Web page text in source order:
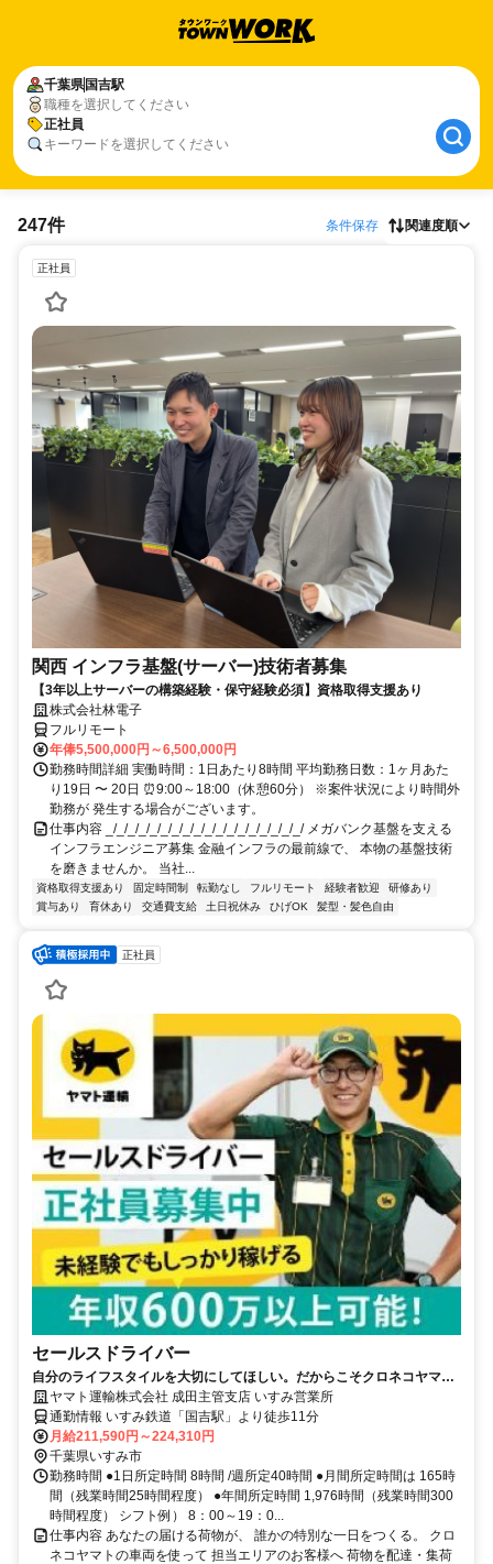
千葉県 国吉駅
職種を選択してください
正社員
キーワードを選択してください
247件 条件保存 関連度順
正社員
関西 インフラ基盤(サーバー)技術者募集
【3年以上サーバーの構築経験・保守経験必須】資格取得支援あり
株式会社林電子
フルリモート
年俸5,500,000円～6,500,000円
勤務時間詳細 実働時間：1日あたり8時間 平均勤務日数：1ヶ月あた
り19日 〜 20日 ⏰9:00～18:00（休憩60分） ※案件状況により時間外
勤務が 発生する場合がございます。
仕事内容 _/_/_/_/_/_/_/_/_/_/_/_/_/_/_/_/_/_/ メガバンク基盤を支える
インフラエンジニア募集 金融インフラの最前線で、 本物の基盤技術
を磨きませんか。 当社...
資格取得支援あり 固定時間制 転勤なし フルリモート 経験者歓迎
研修あり
賞与あり
育休あり 交通費支給 土日祝休み ひげOK 髪型・髪色自由
正社員
セールスドライバー
自分のライフスタイルを大切にしてほしい。だからこそクロネコヤマト
は収入も休日も充実
ヤマト運輸株式会社 成田主管支店 いすみ営業所
通勤情報 いすみ鉄道「国吉駅」より徒歩11分
月給211,590円～224,310円
千葉県いすみ市
勤務時間 ●1日所定時間 8時間 /週所定40時間 ●月間所定時間は 165時
間（残業時間25時間程度） ●年間所定時間 1,976時間（残業時間300
時間程度） シフト例） 8：00～19：0...
仕事内容 あなたの届ける荷物が、 誰かの特別な一日をつくる。 クロ
ネコヤマトの車両を使って 担当エリアのお客様へ 荷物を配達・集荷